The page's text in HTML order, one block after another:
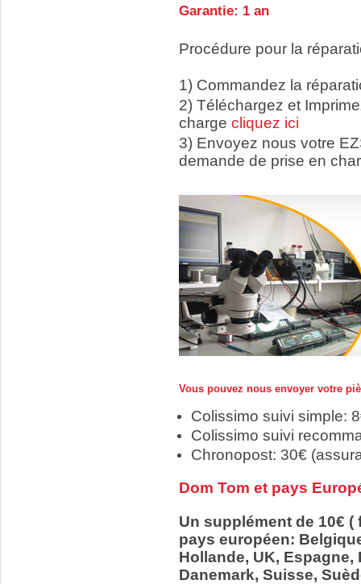
Garantie: 1 an
Procédure pour la
1) Commandez la
2) Téléchargez et
charge cliquez ici
3) Envoyez nous votre
demande de prise en
Vous pouvez nous envoyer votre
Colissimo suivi simple:
Colissimo suivi
Chronopost: 30€
Dom Tom et pays
Un supplément de 10€
pays européen:
Hollande, UK,
Danemark, Suisse,